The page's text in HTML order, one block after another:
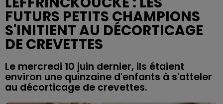
FUTURS PETITS CHAMPIONS
S'INITIENT AU DÉCORTICAGE
DE CREVETTES
Le mercredi 10 juin dernier, ils étaient
environ une quinzaine d'enfants à s'atteler
au décorticage de crevettes.